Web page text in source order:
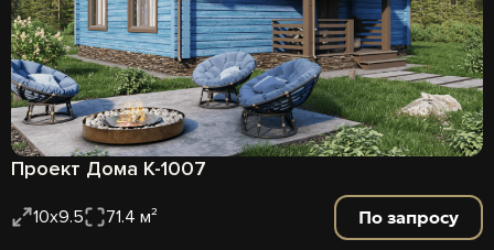
Проект Дома К-1007
10х9.5 71.4 м² По запросу